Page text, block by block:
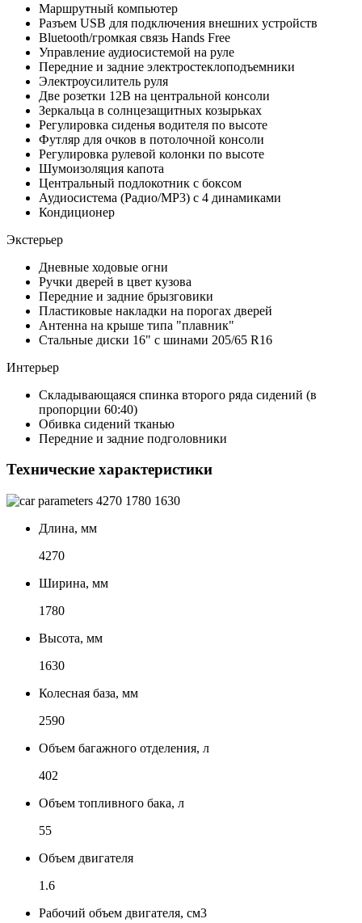
Маршрутный компьютер
Разъем USB для подключения внешних устройств
Bluetooth/громкая связь Hands Free
Управление аудиосистемой на руле
Передние и задние электростеклоподъемники
Электроусилитель руля
Две розетки 12В на центральной консоли
Зеркальца в солнцезащитных козырьках
Регулировка сиденья водителя по высоте
Футляр для очков в потолочной консоли
Регулировка рулевой колонки по высоте
Шумоизоляция капота
Центральный подлокотник с боксом
Аудиосистема (Радио/MP3) с 4 динамиками
Кондиционер
Экстерьер
Дневные ходовые огни
Ручки дверей в цвет кузова
Передние и задние брызговики
Пластиковые накладки на порогах дверей
Антенна на крыше типа "плавник"
Стальные диски 16" с шинами 205/65 R16
Интерьер
Складывающаяся спинка второго ряда сидений (в
пропорции 60:40)
Обивка сидений тканью
Передние и задние подголовники
Технические характеристики
4270 1780 1630
Длина, мм
4270
Ширина, мм
1780
Высота, мм
1630
Колесная база, мм
2590
Объем багажного отделения, л
402
Объем топливного бака, л
55
Объем двигателя
1.6
Рабочий объем двигателя, см3